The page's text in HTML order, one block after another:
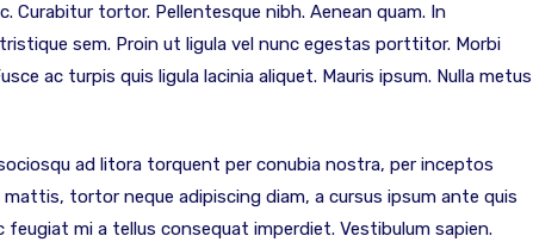
Curabitur tortor. Pellentesque nibh. Aenean quam. In
sem. Proin ut ligula vel nunc egestas porttitor. Morbi
ac turpis quis ligula lacinia aliquet. Mauris ipsum. Nulla metus
ad litora torquent per conubia nostra, per inceptos
tortor neque adipiscing diam, a cursus ipsum ante quis
mi a tellus consequat imperdiet. Vestibulum sapien.